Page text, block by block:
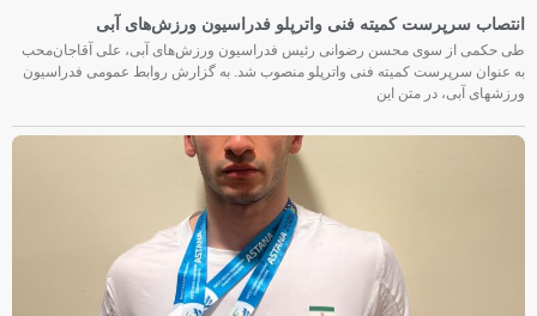
انتصاب سرپرست کمیته فنی واترپلو فدراسیون ورزش‌های آبی
طی حکمی از سوی محسن رضوانی رئیس فدراسیون ورزش‌های آبی، علی آقاجان‌محب
به عنوان سرپرست کمیته فنی واترپلو منصوب شد. به گزارش روابط عمومی فدراسیون
ورزشهای آبی، در متن این